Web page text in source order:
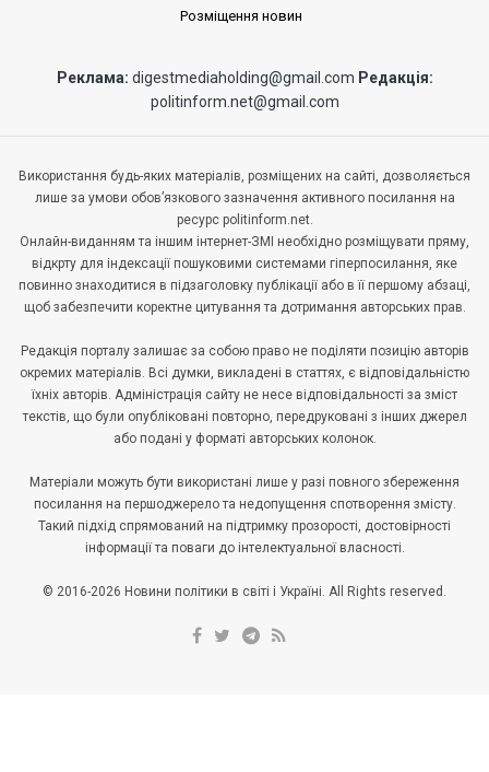
Розміщення новин
Реклама: digestmediaholding@gmail.com Редакція:
politinform.net@gmail.com
Використання будь-яких матеріалів, розміщених на сайті, дозволяється
лише за умови обов’язкового зазначення активного посилання на
ресурс politinform.net.
Онлайн-виданням та іншим інтернет-ЗМІ необхідно розміщувати пряму,
відкрту для індексації пошуковими системами гіперпосилання, яке
повинно знаходитися в підзаголовку публікації або в її першому абзаці,
щоб забезпечити коректне цитування та дотримання авторських прав.
Редакція порталу залишає за собою право не поділяти позицію авторів
окремих матеріалів. Всі думки, викладені в статтях, є відповідальністю
їхніх авторів. Адміністрація сайту не несе відповідальності за зміст
текстів, що були опубліковані повторно, передруковані з інших джерел
або подані у форматі авторських колонок.
Матеріали можуть бути використані лише у разі повного збереження
посилання на першоджерело та недопущення спотворення змісту.
Такий підхід спрямований на підтримку прозорості, достовірності
інформації та поваги до інтелектуальної власності.
© 2016-2026 Новини політики в світі і Україні. All Rights reserved.